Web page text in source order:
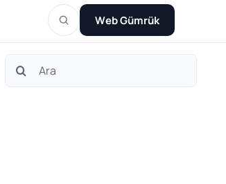
Web Gümrük
Search